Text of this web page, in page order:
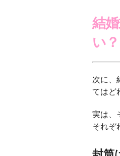
結
い？
次に、
てはど
実は、
それぞ